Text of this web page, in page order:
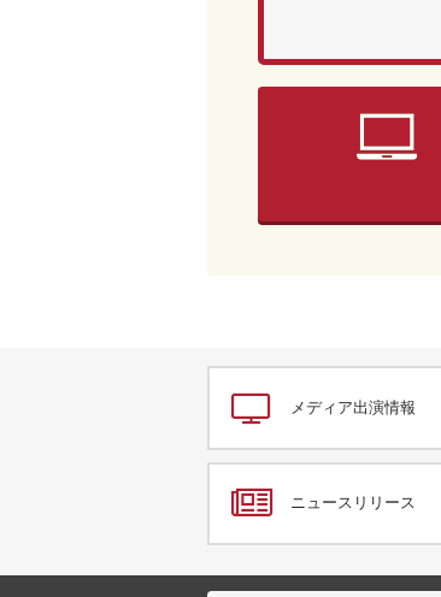
メディア出演情報
ニュースリリース